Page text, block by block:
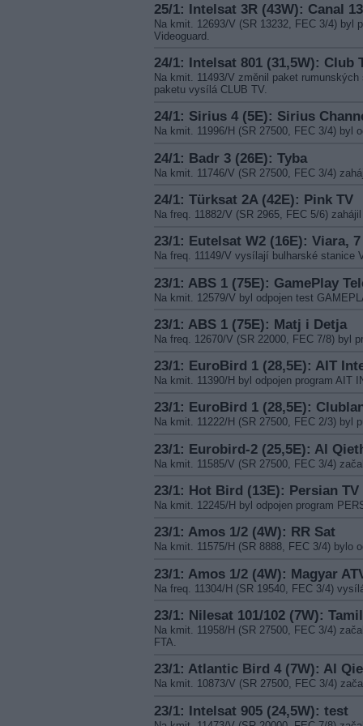
25/1: Intelsat 3R (43W): Canal
Na kmit. 12693/V (SR 13232, FEC 3/4) byl
Videoguard.
24/1: Intelsat 801 (31,5W): Club
Na kmit. 11493/V změnil paket
paketu vysílá CLUB TV.
24/1: Sirius 4 (5E): Sirius
Na kmit. 11996/H (SR 27500, FEC 3/4) byl
24/1: Badr 3 (26E): Tyba
Na kmit. 11746/V (SR 27500, FEC 3/4)
24/1: Türksat 2A (42E): Pink TV
Na freq. 11882/V (SR 2965, FEC 5/6)
23/1: Eutelsat W2 (16E): Viara,
Na freq. 11149/V vysílají bulharské
23/1: ABS 1 (75E): GamePlay
Na kmit. 12579/V byl odpojen test
23/1: ABS 1 (75E): Matj i Detja
Na freq. 12670/V (SR 22000, FEC 7/8) byl
23/1: EuroBird 1 (28,5E): AIT
Na kmit. 11390/H byl odpojen program AIT
23/1: EuroBird 1 (28,5E):
Na kmit. 11222/H (SR 27500, FEC 2/3) byl
23/1: Eurobird-2 (25,5E): Al
Na kmit. 11585/V (SR 27500, FEC 3/4)
23/1: Hot Bird (13E): Persian TV
Na kmit. 12245/H byl odpojen program
23/1: Amos 1/2 (4W): RR Sat
Na kmit. 11575/H (SR 8888, FEC 3/4) bylo
23/1: Amos 1/2 (4W): Magyar
Na freq. 11304/H (SR 19540, FEC 3/4)
23/1: Nilesat 101/102 (7W):
Na kmit. 11958/H (SR 27500, FEC 3/4)
FTA.
23/1: Atlantic Bird 4 (7W): Al
Na kmit. 10873/V (SR 27500, FEC 3/4)
23/1: Intelsat 905 (24,5W): test